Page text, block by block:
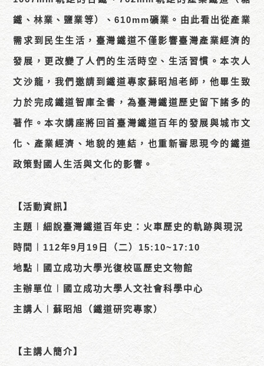
鐵、林業、鹽業等）、610mm礦業。由此看出從產業
需求到民生生活，臺灣鐵道不僅影響臺灣產業經濟的
發展，更改變了人們的生活時空、生活習慣。本次人
文沙龍，我們邀請到鐵道專家蘇昭旭老師，他畢生致
力於完成鐵道智庫全書，為臺灣鐵道歷史留下諸多的
著作。本次講座將回首臺灣鐵道百年的發展與城市文
化、產業經濟、地貌的連結，也重新審思現今的鐵道
政策對國人生活與文化的影響。
【活動資訊】
主題︱細說臺灣鐵道百年史：火車歷史的軌跡與現況
時間︱112年9月19日（二）15:10~17:10
地點︱國立成功大學光復校區歷史文物館
主辦單位︱國立成功大學人文社會科學中心
主講人︱蘇昭旭（鐵道研究專家）
【主講人簡介】